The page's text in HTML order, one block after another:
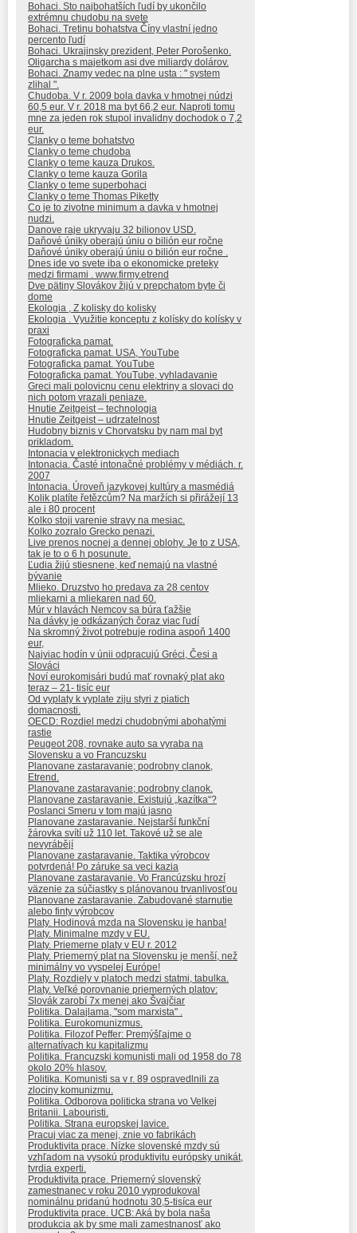
Bohaci. Sto najbohatších ľudí by ukončilo
extrémnu chudobu na svete
Bohaci. Tretinu bohatstva Číny vlastní jedno
percento ľudí
Bohaci. Ukrajinsky prezident, Peter Porošenko.
Oligarcha s majetkom asi dve miliardy dolárov.
Bohaci. Znamy vedec na plne usta : " system
zlihal ".
Chudoba. V r. 2009 bola davka v hmotnej núdzi
60,5 eur. V r. 2018 ma byt 66,2 eur. Naproti tomu
mne za jeden rok stupol invalidny dochodok o 7,2
eur.
Clanky o teme bohatstvo
Clanky o teme chudoba
Clanky o teme kauza Drukos.
Clanky o teme kauza Gorila
Clanky o teme superbohaci
Clanky o teme Thomas Piketty
Co je to zivotne minimum a davka v hmotnej
nudzi.
Danove raje ukryvaju 32 bilionov USD.
Daňové úniky oberajú úniu o bilión eur ročne
Daňové úniky oberajú úniu o bilión eur ročne .
Dnes ide vo svete iba o ekonomicke preteky
medzi firmami . www.firmy.etrend
Dve pätiny Slovákov žijú v prepchatom byte či
dome
Ekologia , Z kolisky do kolisky
Ekologia . Využitie konceptu z kolísky do kolísky v
praxi
Fotograficka pamat.
Fotograficka pamat. USA, YouTube
Fotograficka pamat. YouTube
Fotograficka pamat. YouTube, vyhladavanie
Greci mali polovicnu cenu elektriny a slovaci do
nich potom vrazali peniaze.
Hnutie Zeitgeist – technologia
Hnutie Zeitgeist – udrzatelnost
Hudobny biznis v Chorvatsku by nam mal byt
prikladom.
Intonacia v elektronickych mediach
Intonacia. Časté intonačné problémy v médiách. r.
2007
Intonacia. Úroveň jazykovej kultúry a masmédiá
Kolik platíte řetězcům? Na maržích si přirážejí 13
ale i 80 procent
Kolko stoji varenie stravy na mesiac.
Kolko zozralo Grecko penazi.
Live prenos nocnej a dennej oblohy. Je to z USA,
tak je to o 6 h posunute.
Ľudia žijú stiesnene, keď nemajú na vlastné
bývanie
Mlieko. Druzstvo ho predava za 28 centov
mliekarni a mliekaren nad 60.
Múr v hlavách Nemcov sa búra ťažšie
Na dávky je odkázaných čoraz viac ľudí
Na skromný život potrebuje rodina aspoň 1400
eur,
Najviac hodín v únii odpracujú Gréci, Česi a
Slováci
Noví eurokomisári budú mať rovnaký plat ako
teraz – 21- tisíc eur
Od vyplaty k vyplate ziju styri z piatich
domacnosti.
OECD: Rozdiel medzi chudobnými abohatými
rastie
Peugeot 208, rovnake auto sa vyraba na
Slovensku a vo Francuzsku
Planovane zastaravanie; podrobny clanok,
Etrend.
Planovane zastaravanie; podrobny clanok.
Planovane zastaravanie. Existujú „kazítka“?
Poslanci Smeru v tom majú jasno
Planovane zastaravanie. Nejstarší funkční
žárovka svítí už 110 let. Takové už se ale
nevyrábějí
Planovane zastaravanie. Taktika výrobcov
potvrdená! Po záruke sa veci kazia
Planovane zastaravanie. Vo Francúzsku hrozí
väzenie za súčiastky s plánovanou trvanlivosťou
Planovane zastaravanie. Zabudované starnutie
alebo finty výrobcov
Platy. Hodinová mzda na Slovensku je hanba!
Platy. Minimalne mzdy v EU.
Platy. Priemerne platy v EU r. 2012
Platy. Priemerný plat na Slovensku je menší, než
minimálny vo vyspelej Európe!
Platy. Rozdiely v platoch medzi statmi, tabulka.
Platy. Veľké porovnanie priemerných platov:
Slovák zarobí 7x menej ako Švajčiar
Politika. Dalajlama, "som marxista" .
Politika. Eurokomunizmus.
Politika. Filozof Peffer: Premýšľajme o
alternatívach ku kapitalizmu
Politika. Francuzski komunisti mali od 1958 do 78
okolo 20% hlasov.
Politika. Komunisti sa v r. 89 ospravedlnili za
zlociny komunizmu.
Politika. Odborova politicka strana vo Velkej
Britanii. Labouristi.
Politika. Strana europskej lavice.
Pracuj viac za menej, znie vo fabrikách
Produktivita prace. Nízke slovenské mzdy sú
vzhľadom na vysokú produktivitu európsky unikát,
tvrdia experti.
Produktivita prace. Priemerný slovenský
zamestnanec v roku 2010 vyprodukoval
nominálnu pridanú hodnotu 30,5-tisíca eur
Produktivita prace. UCB: Aká by bola naša
produkcia ak by sme mali zamestnanosť ako